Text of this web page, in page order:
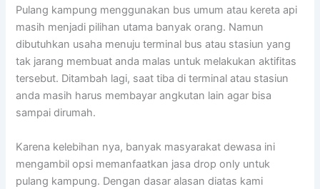
Pulang kampung menggunakan bus umum atau kereta api
masih menjadi pilihan utama banyak orang. Namun
dibutuhkan usaha menuju terminal bus atau stasiun yang
tak jarang membuat anda malas untuk melakukan aktifitas
tersebut. Ditambah lagi, saat tiba di terminal atau stasiun
anda masih harus membayar angkutan lain agar bisa
sampai dirumah.
Karena kelebihan nya, banyak masyarakat dewasa ini
mengambil opsi memanfaatkan jasa drop only untuk
pulang kampung. Dengan dasar alasan diatas kami